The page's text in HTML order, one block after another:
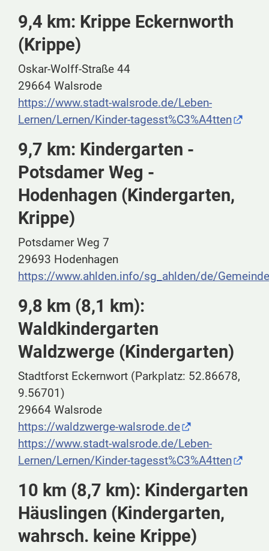
9,4 km: Krippe Eckernworth
(Krippe)
Oskar-Wolff-Straße 44
29664 Walsrode
https://www.stadt-walsrode.de/Leben-
Lernen/Lernen/Kinder-tagesst%C3%A4tten
9,7 km: Kindergarten -
Potsdamer Weg -
Hodenhagen (Kindergarten,
Krippe)
Potsdamer Weg 7
29693 Hodenhagen
https://www.ahlden.info/sg_ahlden/de/
9,8 km (8,1 km):
Waldkindergarten
Waldzwerge (Kindergarten)
Stadtforst Eckernwort (Parkplatz: 52.86678,
9.56701)
29664 Walsrode
https://waldzwerge-walsrode.de
https://www.stadt-walsrode.de/Leben-
Lernen/Lernen/Kinder-tagesst%C3%A4tten
10 km (8,7 km): Kindergarten
Häuslingen (Kindergarten,
wahrsch. keine Krippe)